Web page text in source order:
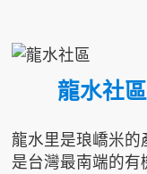
龍水社區
龍水里是琅嶠米的
是台灣最南端的有